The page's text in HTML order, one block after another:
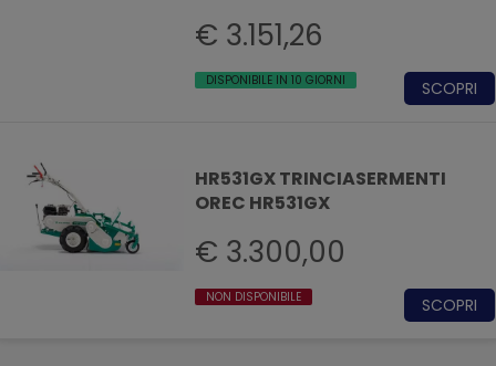
€ 3.151,26
DISPONIBILE IN 10 GIORNI SCOPRI
HR531GX TRINCIASERMENTI
OREC HR531GX
€ 3.300,00
NON DISPONIBILE SCOPRI